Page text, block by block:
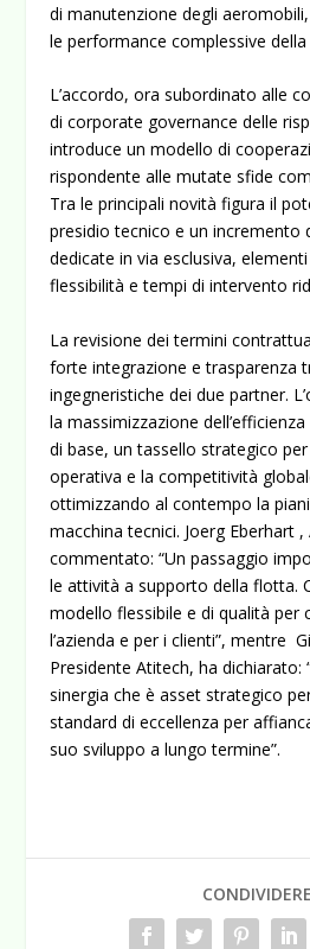
di manutenzione degli
le performance complessive
L’accordo, ora subordinato alle
di corporate governance delle
introduce un modello di
rispondente alle mutate sfide
Tra le principali novità figura il
presidio tecnico e un incremento
dedicate in via esclusiva,
flessibilità e tempi di intervento
La revisione dei termini
forte integrazione e trasparenza
ingegneristiche dei due partner.
la massimizzazione
di base, un tassello strategico
operativa e la competitività
ottimizzando al contempo la
macchina tecnici. Joerg Eberhart
commentato: “Un passaggio
le attività a supporto della flotta.
modello flessibile e di qualità per
l’azienda e per i clienti”, mentre
Presidente Atitech, ha dichiarato:
sinergia che è asset strategico
standard di eccellenza per
suo sviluppo a lungo termine”.